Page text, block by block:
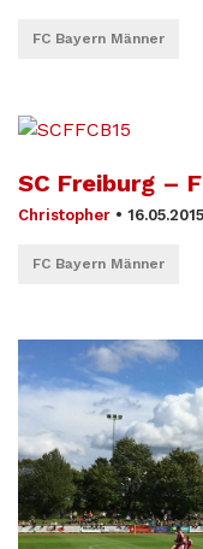
FC Bayern Männer
SC Freiburg –
Christopher • 16.05.2015
FC Bayern Männer